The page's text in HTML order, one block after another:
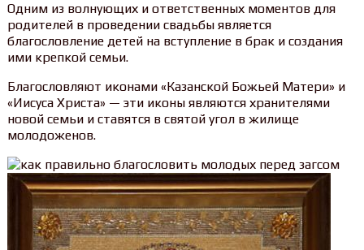
Одним из волнующих и ответственных моментов для
родителей в проведении свадьбы является
благословление детей на вступление в брак и создания
ими крепкой семьи.
Благословляют иконами «Казанской Божьей Матери» и
«Иисуса Христа» — эти иконы являются хранителями
новой семьи и ставятся в святой угол в жилище
молодоженов.